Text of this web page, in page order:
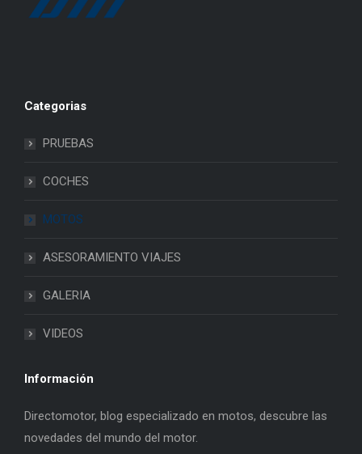
Categorias
PRUEBAS
COCHES
MOTOS
ASESORAMIENTO VIAJES
GALERIA
VIDEOS
Información
Directomotor, blog especializado en motos, descubre las
novedades del mundo del motor.